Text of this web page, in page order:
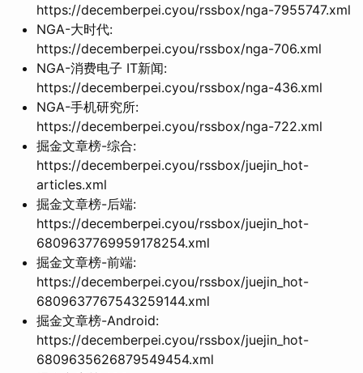
https://decemberpei.cyou/rssbox/nga-7955747.xml
NGA-大时代:
https://decemberpei.cyou/rssbox/nga-706.xml
NGA-消费电子 IT新闻:
https://decemberpei.cyou/rssbox/nga-436.xml
NGA-手机研究所:
https://decemberpei.cyou/rssbox/nga-722.xml
掘金文章榜-综合:
https://decemberpei.cyou/rssbox/juejin_hot-
articles.xml
掘金文章榜-后端:
https://decemberpei.cyou/rssbox/juejin_hot-
6809637769959178254.xml
掘金文章榜-前端:
https://decemberpei.cyou/rssbox/juejin_hot-
6809637767543259144.xml
掘金文章榜-Android:
https://decemberpei.cyou/rssbox/juejin_hot-
6809635626879549454.xml